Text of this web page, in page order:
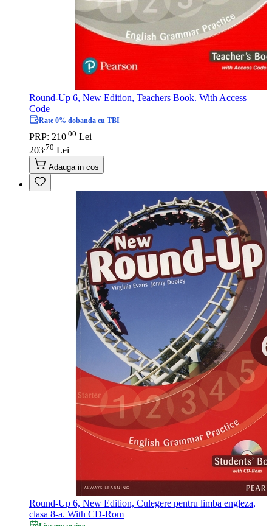
Round-Up 6, New Edition, Teachers Book. With Access
Code
Rate 0% dobanda cu TBI
PRP: 210 00 Lei
203 70 Lei
Adauga in cos
Round-Up 6, New Edition, Culegere pentru limba engleza,
clasa 8-a. With CD-Rom